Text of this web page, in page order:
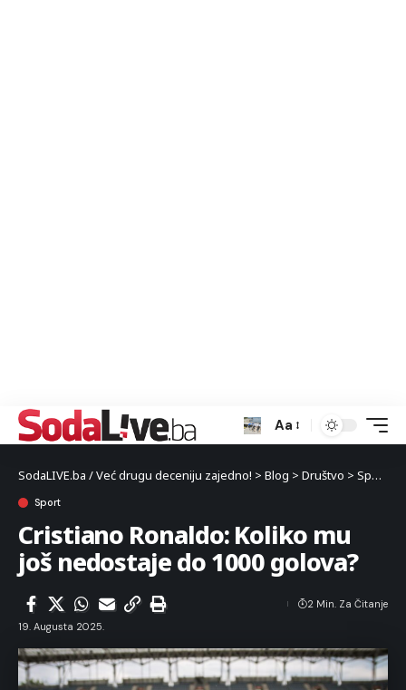
Aa
SodaLIVE.ba / Već drugu deceniju zajedno! > Blog > Društvo > Sport
Sport
Cristiano Ronaldo: Koliko mu
još nedostaje do 1000 golova?
19. Augusta 2025.
2 Min. Za Čitanje